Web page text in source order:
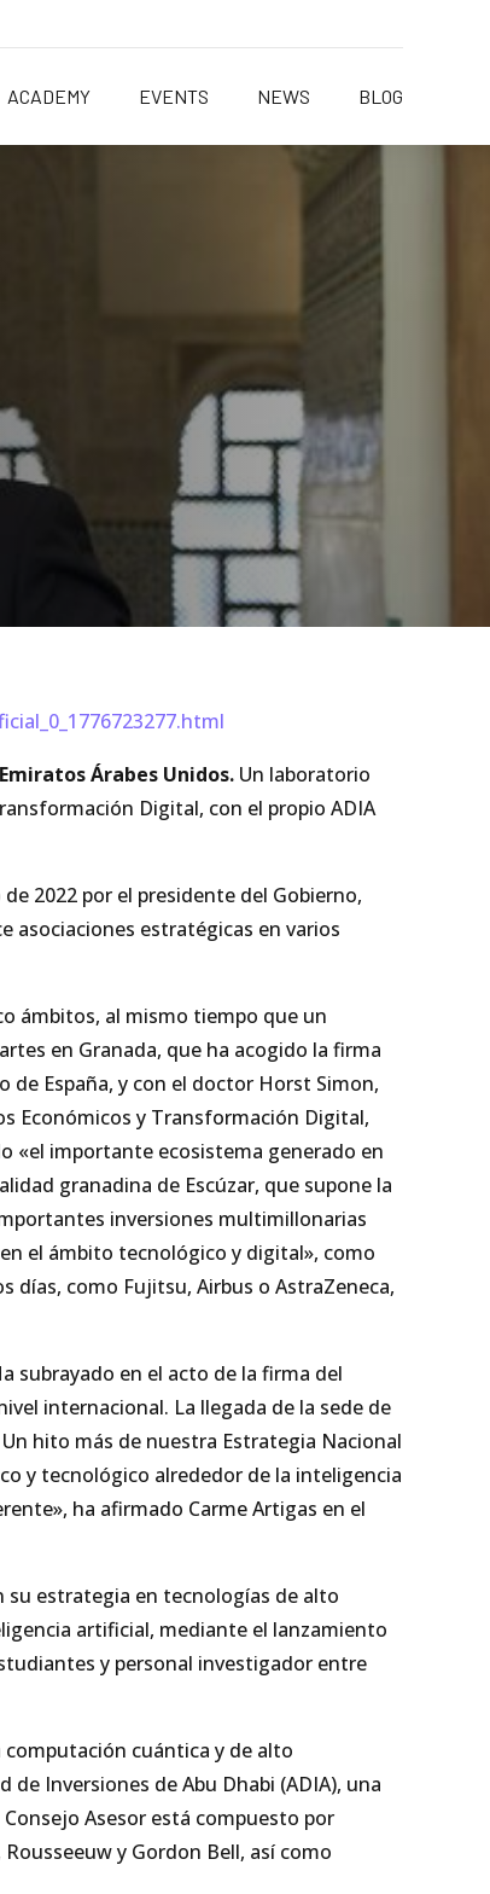
ACADEMY EVENTS NEWS BLOG
Árabes Unidos. Un laboratorio
Digital, con el propio ADIA
2022 por el presidente del Gobierno,
asociaciones estratégicas en varios
ámbitos, al mismo tiempo que un
en Granada, que ha acogido la firma
España, y con el doctor Horst Simon,
Económicos y Transformación Digital,
«el importante ecosistema generado en
granadina de Escúzar, que supone la
inversiones multimillonarias
el ámbito tecnológico y digital», como
días, como Fujitsu, Airbus o AstraZeneca,
subrayado en el acto de la firma del
internacional. La llegada de la sede de
hito más de nuestra Estrategia Nacional
y tecnológico alrededor de la inteligencia
ha afirmado Carme Artigas en el
su estrategia en tecnologías de alto
artificial, mediante el lanzamiento
y personal investigador entre
cuántica y de alto
Inversiones de Abu Dhabi (ADIA), una
Asesor está compuesto por
y Gordon Bell, así como